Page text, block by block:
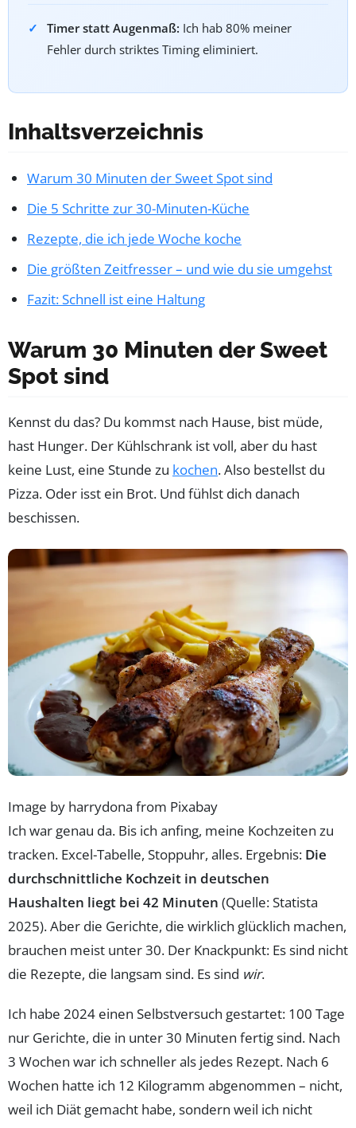
Timer statt Augenmaß: Ich hab 80% meiner
Fehler durch striktes Timing eliminiert.
Inhaltsverzeichnis
Warum 30 Minuten der Sweet Spot sind
Die 5 Schritte zur 30-Minuten-Küche
Rezepte, die ich jede Woche koche
Die größten Zeitfresser – und wie du sie umgehst
Fazit: Schnell ist eine Haltung
Warum 30 Minuten der Sweet
Spot sind
Kennst du das? Du kommst nach Hause, bist müde,
hast Hunger. Der Kühlschrank ist voll, aber du hast
keine Lust, eine Stunde zu kochen. Also bestellst du
Pizza. Oder isst ein Brot. Und fühlst dich danach
beschissen.
Image by harrydona from Pixabay
Ich war genau da. Bis ich anfing, meine Kochzeiten zu
tracken. Excel-Tabelle, Stoppuhr, alles. Ergebnis: Die
durchschnittliche Kochzeit in deutschen
Haushalten liegt bei 42 Minuten (Quelle: Statista
2025). Aber die Gerichte, die wirklich glücklich machen,
brauchen meist unter 30. Der Knackpunkt: Es sind nicht
die Rezepte, die langsam sind. Es sind wir.
Ich habe 2024 einen Selbstversuch gestartet: 100 Tage
nur Gerichte, die in unter 30 Minuten fertig sind. Nach
3 Wochen war ich schneller als jedes Rezept. Nach 6
Wochen hatte ich 12 Kilogramm abgenommen – nicht,
weil ich Diät gemacht habe, sondern weil ich nicht